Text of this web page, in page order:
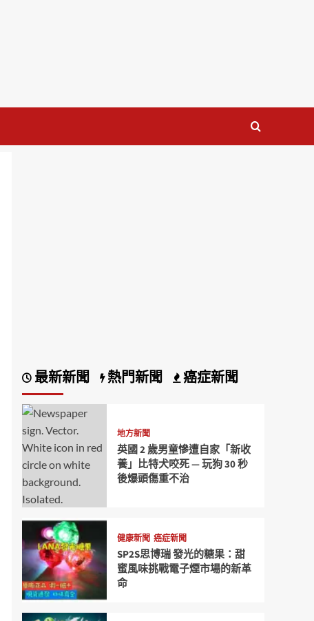
最新新聞 熱門新聞 癌症新聞
地方新聞
英國 2 歲男童慘遭自家「新收
養」比特犬咬死 — 玩狗 30 秒
後爆頭傷重不治
健康新聞 癌症新聞
SP2S思博瑞 發光的糖果：甜
蜜風味挑戰電子煙市場的新革
命